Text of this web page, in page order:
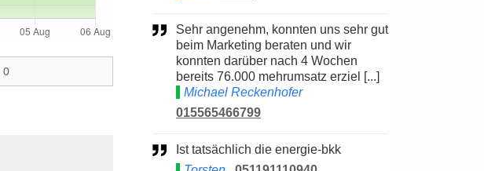
0
Sehr angenehm, konnten uns sehr gut
beim Marketing beraten und wir
konnten darüber nach 4 Wochen
bereits 76.000 mehrumsatz erziel [...]
Michael Reckenhofer
015565466799
Ist tatsächlich die energie-bkk